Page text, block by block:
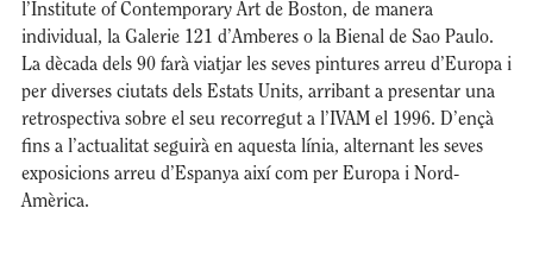
l’Institute of Contemporary Art de Boston, de manera
individual, la Galerie 121 d’Amberes o la Bienal de Sao Paulo.
La dècada dels 90 farà viatjar les seves pintures arreu d’Europa i
per diverses ciutats dels Estats Units, arribant a presentar una
retrospectiva sobre el seu recorregut a l’IVAM el 1996. D’ençà
fins a l’actualitat seguirà en aquesta línia, alternant les seves
exposicions arreu d’Espanya així com per Europa i Nord-
Amèrica.